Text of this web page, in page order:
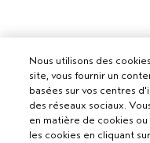
Nous utilisons des
site, vous fournir un
basées sur vos centres
des réseaux sociaux.
en matière de cookies
les cookies en cliquant